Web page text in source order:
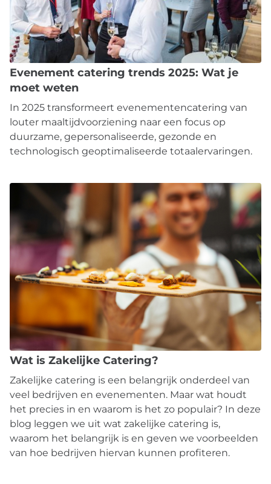
Evenement catering trends 2025: Wat je
moet weten
In 2025 transformeert evenementencatering van
louter maaltijdvoorziening naar een focus op
duurzame, gepersonaliseerde, gezonde en
technologisch geoptimaliseerde totaalervaringen.
Wat is Zakelijke Catering?
Zakelijke catering is een belangrijk onderdeel van
veel bedrijven en evenementen. Maar wat houdt
het precies in en waarom is het zo populair? In deze
blog leggen we uit wat zakelijke catering is,
waarom het belangrijk is en geven we voorbeelden
van hoe bedrijven hiervan kunnen profiteren.